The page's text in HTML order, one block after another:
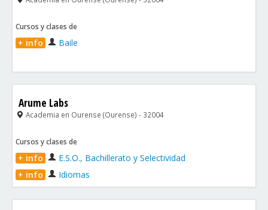
Cursos y clases de
+ info Baile
Arume Labs
Academia en Ourense (Ourense) - 32004
Cursos y clases de
+ info
E.S.O., Bachillerato y Selectividad
+ info
Idiomas